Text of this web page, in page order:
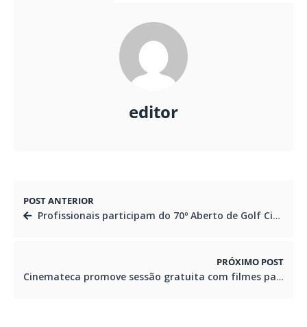
editor
POST ANTERIOR
Profissionais participam do 70º Aberto de Golf Cidade de Curitiba
PRÓXIMO POST
Cinemateca promove sessão gratuita com filmes paranaenses